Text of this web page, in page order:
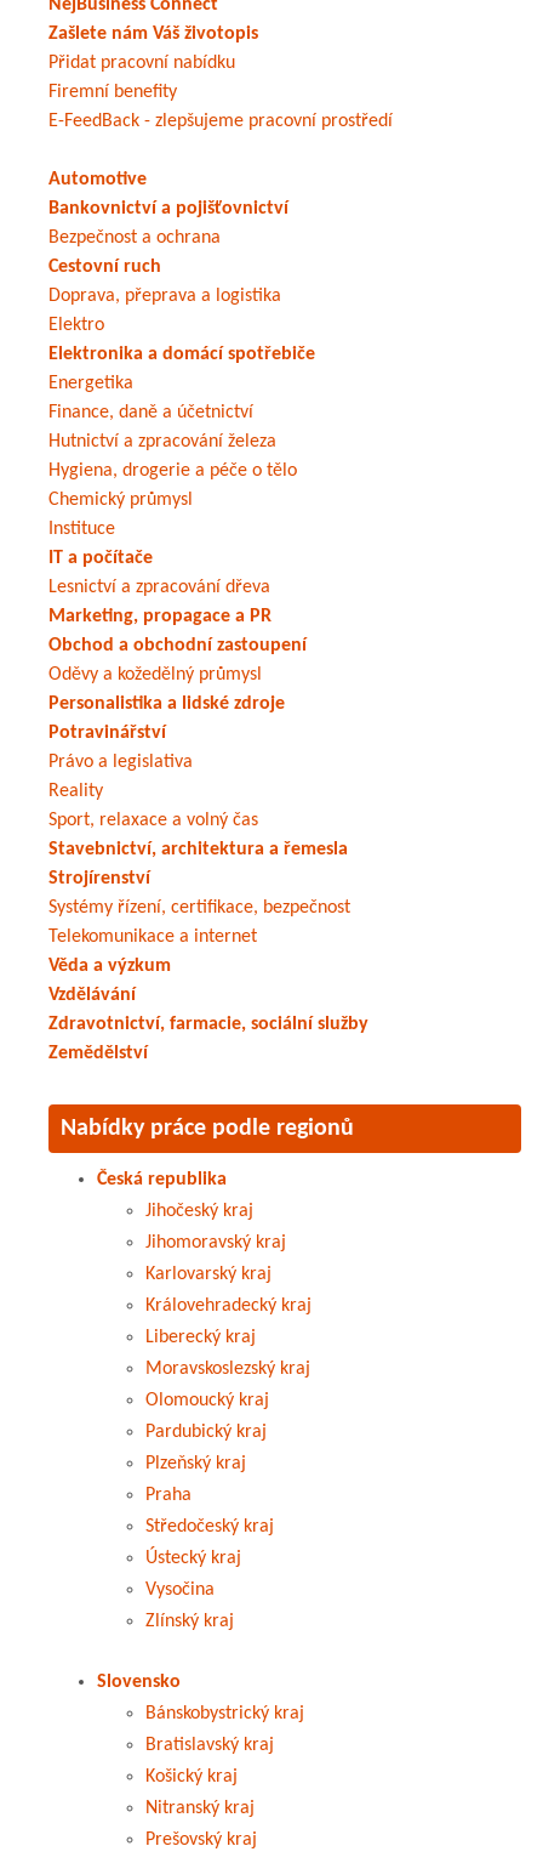
NejBusiness Connect
Zašlete nám Váš životopis
Přidat pracovní nabídku
Firemní benefity
E-FeedBack - zlepšujeme pracovní prostředí
Automotive
Bankovnictví a pojišťovnictví
Bezpečnost a ochrana
Cestovní ruch
Doprava, přeprava a logistika
Elektro
Elektronika a domácí spotřebiče
Energetika
Finance, daně a účetnictví
Hutnictví a zpracování železa
Hygiena, drogerie a péče o tělo
Chemický průmysl
Instituce
IT a počítače
Lesnictví a zpracování dřeva
Marketing, propagace a PR
Obchod a obchodní zastoupení
Oděvy a kožedělný průmysl
Personalistika a lidské zdroje
Potravinářství
Právo a legislativa
Reality
Sport, relaxace a volný čas
Stavebnictví, architektura a řemesla
Strojírenství
Systémy řízení, certifikace, bezpečnost
Telekomunikace a internet
Věda a výzkum
Vzdělávání
Zdravotnictví, farmacie, sociální služby
Zemědělství
Nabídky práce podle regionů
Česká republika
Jihočeský kraj
Jihomoravský kraj
Karlovarský kraj
Královehradecký kraj
Liberecký kraj
Moravskoslezský kraj
Olomoucký kraj
Pardubický kraj
Plzeňský kraj
Praha
Středočeský kraj
Ústecký kraj
Vysočina
Zlínský kraj
Slovensko
Bánskobystrický kraj
Bratislavský kraj
Košický kraj
Nitranský kraj
Prešovský kraj